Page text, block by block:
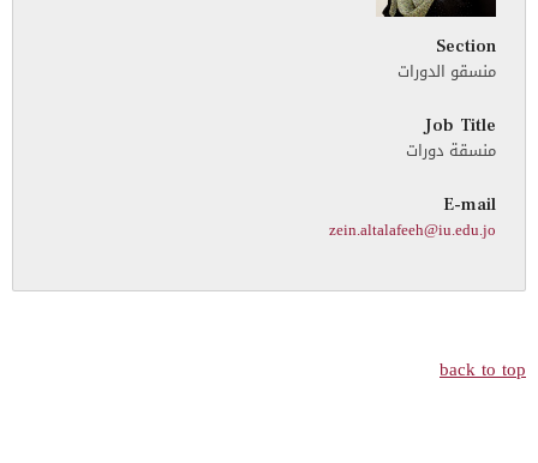
Section
منسقو الدورات
Job Title
منسقة دورات
E-mail
zein.altalafeeh@iu.edu.jo
back to top